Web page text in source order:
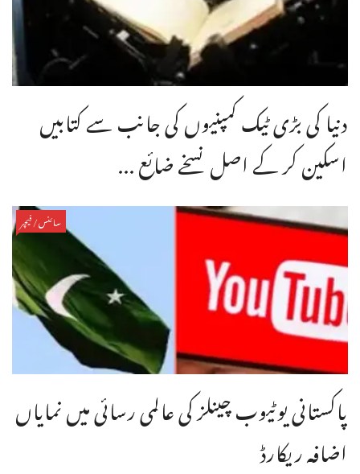
دنیا کی بڑی ٹیک کمپنیوں کی جانب سے کتابیں
اسکین کر کے اصل نسخے ضائع ...
سائنس/فیچر
پاکستانی یوٹیوب چینلز کی عالمی رسائی میں نمایاں
اضافہ ریکارڈ